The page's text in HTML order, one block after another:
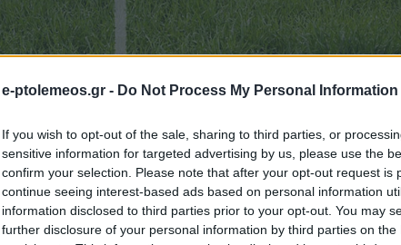
e-ptolemeos.gr - Do Not Process My Personal Information
If you wish to opt-out of the sale, sharing to third parties, or
sensitive information for targeted advertising by us, please use the
confirm your selection. Please note that after your opt-out request is
continue seeing interest-based ads based on personal information
information disclosed to third parties prior to your opt-out. You may
further disclosure of your personal information by third parties on the